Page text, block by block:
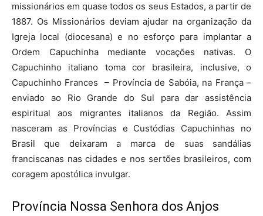
missionários em quase todos os seus Estados, a partir de
1887. Os Missionários deviam ajudar na organização da
Igreja local (diocesana) e no esforço para implantar a
Ordem Capuchinha mediante vocações nativas. O
Capuchinho italiano toma cor brasileira, inclusive, o
Capuchinho Frances – Província de Sabóia, na França –
enviado ao Rio Grande do Sul para dar assistência
espiritual aos migrantes italianos da Região. Assim
nasceram as Províncias e Custódias Capuchinhas no
Brasil que deixaram a marca de suas sandálias
franciscanas nas cidades e nos sertões brasileiros, com
coragem apostólica invulgar.
Província Nossa Senhora dos Anjos